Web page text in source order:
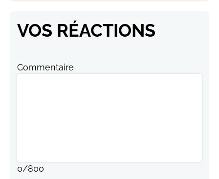
VOS RÉACTIONS
Commentaire
0/800